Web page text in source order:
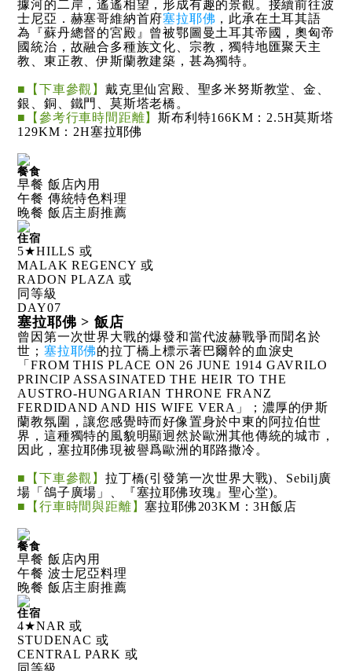
據河的二岸，遙遙相望，形成有趣的景觀。接續前往波
士尼亞．赫塞哥維納首府塞拉耶佛 ，此承在土耳其語
為『蘇丹總督的宮殿』曾被鄂圖曼土耳其帝國，奧匈帝
國統治，故融合多種族文化、宗教，獨特地匯聚天主
教、東正教、伊斯蘭教建築，甚為獨特。
■【下車參觀】戴克里仙宮殿、聖多米努斯教堂、金、
銀、銅、鐵門、莫斯塔老橋。
■【參考行車時間距離】斯布利特166KM：2.5H莫斯塔
129KM：2H塞拉耶佛
餐食
早餐 飯店內用
午餐 傳統特色料理
晚餐 飯店主廚推薦
住宿
5★HILLS 或
MALAK REGENCY 或
RADON PLAZA 或
同等級
DAY07
塞拉耶佛 > 飯店
曾因第一次世界大戰的爆發和當代波赫戰爭而聞名於
世；塞拉耶佛的拉丁橋上標示著巴爾幹的血淚史
「FROM THIS PLACE ON 26 JUNE 1914 GAVRILO
PRINCIP ASSASINATED THE HEIR TO THE
AUSTRO-HUNGARIAN THRONE FRANZ
FERDIDAND AND HIS WIFE VERA」；濃厚的伊斯
蘭教氛圍，讓您感覺時而好像置身於中東的阿拉伯世
界，這種獨特的風貌明顯迥然於歐洲其他傳統的城市，
因此，塞拉耶佛現被譽爲歐洲的耶路撒冷。
■【下車參觀】拉丁橋(引發第一次世界大戰)、Sebilj廣
場「鴿子廣場」、『塞拉耶佛玫瑰』聖心堂)。
■【行車時間與距離】塞拉耶佛203KM：3H飯店
餐食
早餐 飯店內用
午餐 波士尼亞料理
晚餐 飯店主廚推薦
住宿
4★NAR 或
STUDENAC 或
CENTRAL PARK 或
同等級